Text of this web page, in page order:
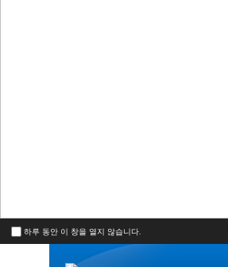
하루 동안 이 창을 열지 않습니다.